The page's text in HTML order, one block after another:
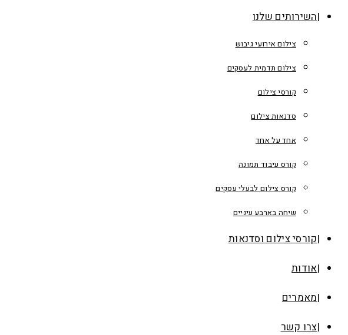
השירותים שלנו
צילום אירועי גיבוש
צילום תדמית לעסקים
קורסי צילום
סדנאות צילום
אחד על אחד
קורס עיבוד תמונה
קורס צילום לבעלי עסקים
שיחה בארבע עיניים
קורסי צילום וסדנאות
אודות
מאמרים
צרו קשר